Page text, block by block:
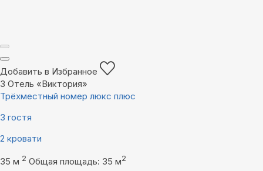
Добавить в Избранное
3 Отель «Виктория»
Трёхместный номер люкс плюс
3 гостя
2 кровати
35 м 2 Общая площадь: 35 м2